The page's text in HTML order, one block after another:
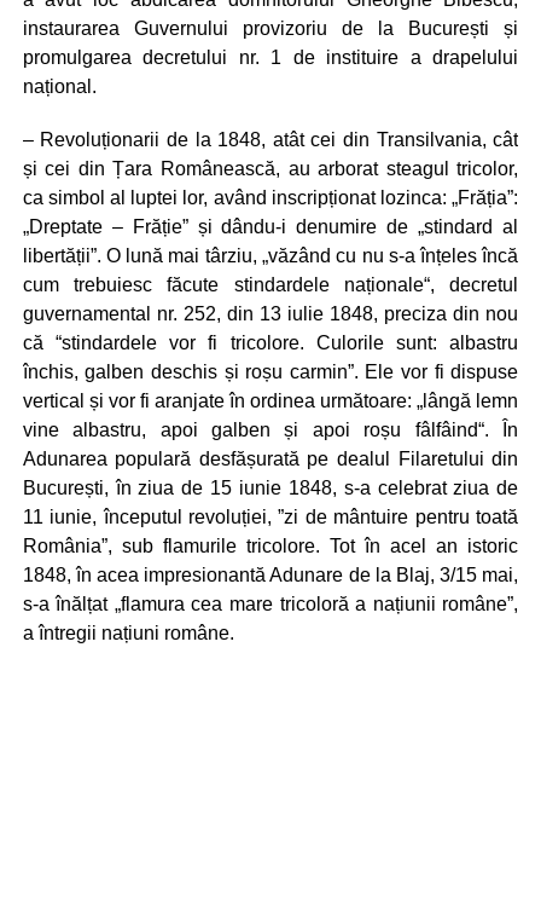
instaurarea Guvernului provizoriu de la București și
promulgarea decretului nr. 1 de instituire a drapelului
național.
– Revoluționarii de la 1848, atât cei din Transilvania, cât
și cei din Țara Românească, au arborat steagul tricolor,
ca simbol al luptei lor, având inscripționat lozinca: „Frăția”:
„Dreptate – Frăție” și dându-i denumire de „stindard al
libertății”. O lună mai târziu, „văzând cu nu s-a înțeles încă
cum trebuiesc făcute stindardele naționale“, decretul
guvernamental nr. 252, din 13 iulie 1848, preciza din nou
că “stindardele vor fi tricolore. Culorile sunt: albastru
închis, galben deschis și roșu carmin”. Ele vor fi dispuse
vertical și vor fi aranjate în ordinea următoare: „lângă lemn
vine albastru, apoi galben și apoi roșu fâlfâind“. În
Adunarea populară desfășurată pe dealul Filaretului din
București, în ziua de 15 iunie 1848, s-a celebrat ziua de
11 iunie, începutul revoluției, ”zi de mântuire pentru toată
România”, sub flamurile tricolore. Tot în acel an istoric
1848, în acea impresionantă Adunare de la Blaj, 3/15 mai,
s-a înălțat „flamura cea mare tricoloră a națiunii române”,
a întregii națiuni române.